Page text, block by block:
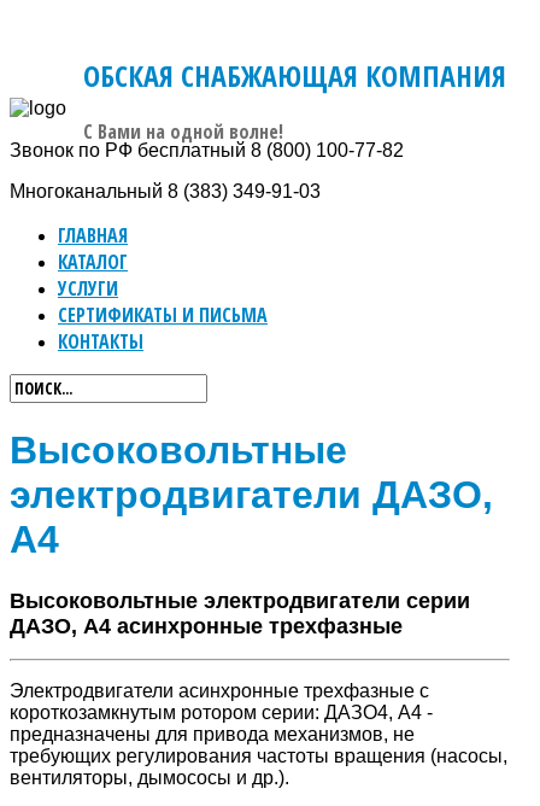
ОБСКАЯ СНАБЖАЮЩАЯ КОМПАНИЯ
C Вами на одной волне!
Звонок по РФ бесплатный 8 (800) 100-77-82
Многоканальный 8 (383) 349-91-03
ГЛАВНАЯ
КАТАЛОГ
УСЛУГИ
СЕРТИФИКАТЫ И ПИСЬМА
КОНТАКТЫ
Высоковольтные
электродвигатели ДАЗО,
А4
Высоковольтные электродвигатели серии
ДАЗО, А4 асинхронные трехфазные
Электродвигатели асинхронные трехфазные с
короткозамкнутым ротором серии: ДАЗО4, А4 -
предназначены для привода механизмов, не
требующих регулирования частоты вращения (насосы,
вентиляторы, дымососы и др.).